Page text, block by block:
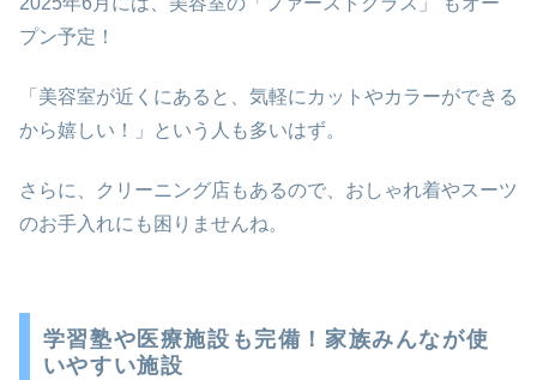
プン予定！
「美容室が近くにあると、気軽にカットやカラーができる
から嬉しい！」という人も多いはず。
さらに、クリーニング店もあるので、おしゃれ着やスーツ
のお手入れにも困りませんね。
学習塾や医療施設も完備！家族みんなが使
いやすい施設